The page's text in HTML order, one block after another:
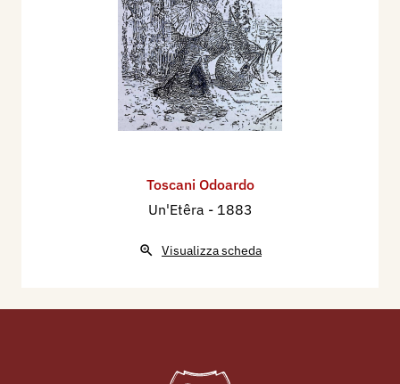
Toscani Odoardo
Un'Etêra - 1883
Visualizza scheda